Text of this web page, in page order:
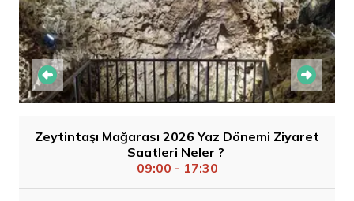
Zeytintaşı Mağarası 2026 Yaz Dönemi Ziyaret
Saatleri Neler ?
09:00 - 17:30